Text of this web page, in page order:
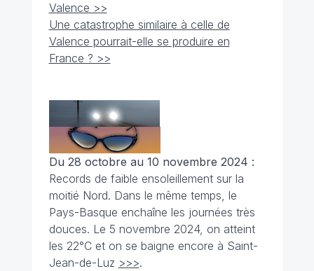
Valence >>
Une catastrophe similaire à celle de
Valence pourrait-elle se produire en
France ? >>
Du 28 octobre au 10 novembre 2024 :
Records de faible ensoleillement sur la
moitié Nord. Dans le même temps, le
Pays-Basque enchaîne les journées très
douces. Le 5 novembre 2024, on atteint
les 22°C et on se baigne encore à Saint-
Jean-de-Luz >>>.